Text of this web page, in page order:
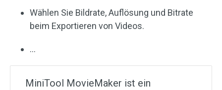
Wählen Sie Bildrate, Auflösung und Bitrate
beim Exportieren von Videos.
…
MiniTool MovieMaker ist ein